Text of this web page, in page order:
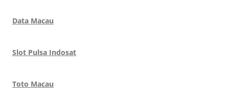
Data Macau
Slot Pulsa Indosat
Toto Macau